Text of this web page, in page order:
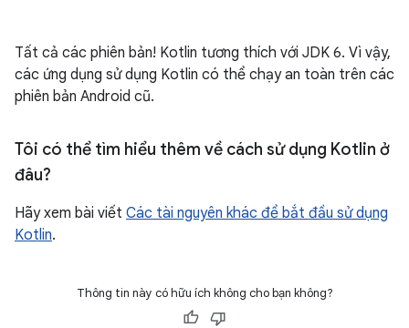
Tất cả các phiên bản! Kotlin tương thích với JDK 6. Vì vậy,
các ứng dụng sử dụng Kotlin có thể chạy an toàn trên các
phiên bản Android cũ.
Tôi có thể tìm hiểu thêm về cách sử dụng Kotlin ở
đâu?
Hãy xem bài viết Các tài nguyên khác để bắt đầu sử dụng
Kotlin.
Thông tin này có hữu ích không cho bạn không?